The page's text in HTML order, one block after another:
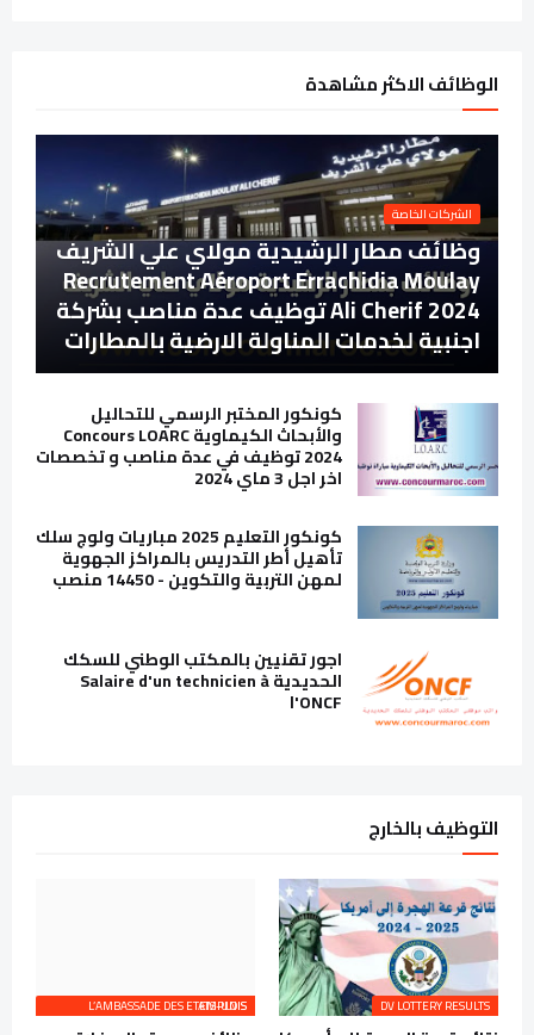
الوظائف الاكثر مشاهدة
الشركات الخاصة
وظائف مطار الرشيدية مولاي علي الشريف
Recrutement Aéroport Errachidia Moulay
Ali Cherif 2024 توظيف عدة مناصب بشركة
اجنبية لخدمات المناولة الارضية بالمطارات
كونكور المختبر الرسمي للتحاليل
والأبحاث الكيماوية Concours LOARC
2024 توظيف في عدة مناصب و تخصصات
اخر اجل 3 ماي 2024
كونكور التعليم 2025 مباريات ولوج سلك
تأهيل أطر التدريس بالمراكز الجهوية
لمهن التربية والتكوين - 14450 منصب
اجور تقنيين بالمكتب الوطني للسكك
الحديدية Salaire d'un technicien à
l'ONCF
التوظيف بالخارج
DV LOTTERY RESULTS
L’AMBASSADE DES ETATS-UNIS EMPLOIS